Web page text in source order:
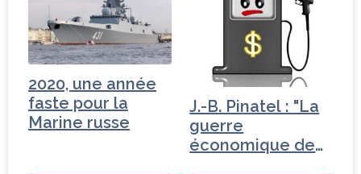
2020, une année
faste pour la
Marine russe
J.-B. Pinatel : "La
guerre
économique de